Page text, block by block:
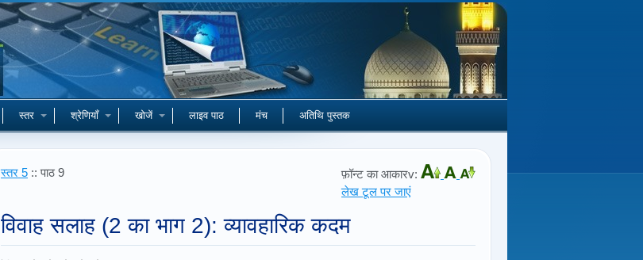
स्तर श्रेणियाँ खोजें लाइव पाठ मंच अतिथि पुस्तक
स्तर 5 :: पाठ 9
फ़ॉन्ट का आकारv:
लेख टूल पर जाएं
विवाह सलाह (2 का भाग 2): व्यावहारिक कदम